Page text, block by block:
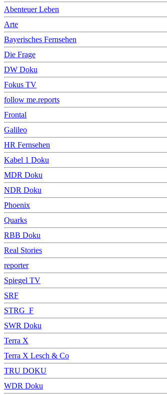
Abenteuer Leben
Arte
Bayerisches Fernsehen
Die Frage
DW Doku
Fokus TV
follow me.reports
Frontal
Galileo
HR Fernsehen
Kabel 1 Doku
MDR Doku
NDR Doku
Phoenix
Quarks
RBB Doku
Real Stories
reporter
Spiegel TV
SRF
STRG_F
SWR Doku
Terra X
Terra X Lesch & Co
TRU DOKU
WDR Doku